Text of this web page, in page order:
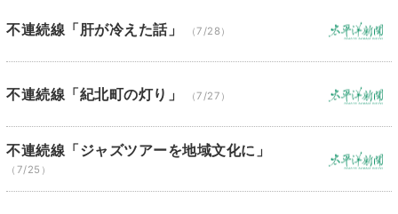
不連続線「肝が冷えた話」 （7/28）
不連続線「紀北町の灯り」 （7/27）
不連続線「ジャズツアーを地域文化に」
（7/25）